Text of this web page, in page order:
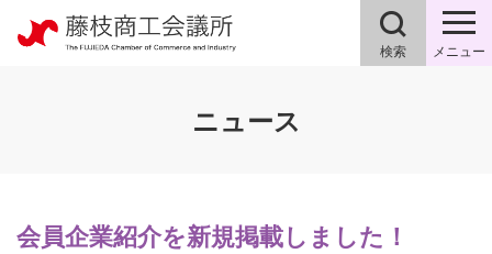
検索 メニュー
ニュース
会員企業紹介を新規掲載しました！